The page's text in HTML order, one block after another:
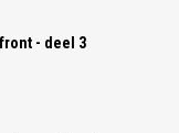
- deel 3